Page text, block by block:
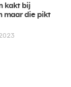
kakt bij
maar die pikt